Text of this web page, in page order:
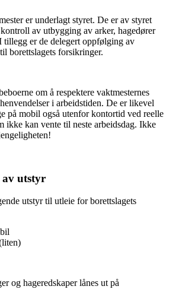
er underlagt styret. De er av styret
av utbygging av arker, hagedører
tillegg er de delegert oppfølging av
borettslagets forsikringer.
om å respektere vaktmesternes
i arbeidstiden. De er likevel
på mobil også utenfor kontortid ved reelle
ikke kan vente til neste arbeidsdag. Ikke
av utstyr
utstyr til utleie for borettslagets
og hageredskaper lånes ut på